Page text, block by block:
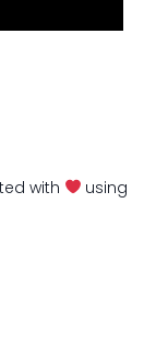
with
using